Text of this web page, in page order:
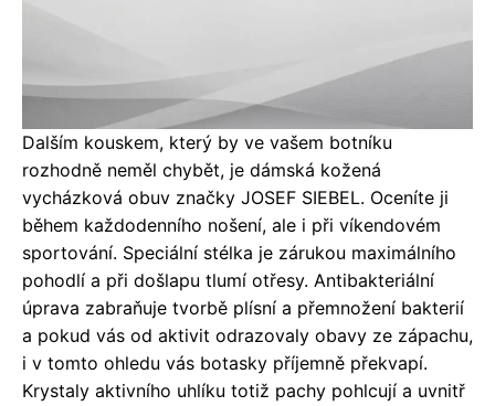
Dalším kouskem, který by ve vašem botníku
rozhodně neměl chybět, je dámská kožená
vycházková obuv značky JOSEF SIEBEL. Oceníte ji
během každodenního nošení, ale i při víkendovém
sportování. Speciální stélka je zárukou maximálního
pohodlí a při došlapu tlumí otřesy. Antibakteriální
úprava zabraňuje tvorbě plísní a přemnožení bakterií
a pokud vás od aktivit odrazovaly obavy ze zápachu,
i v tomto ohledu vás botasky příjemně překvapí.
Krystaly aktivního uhlíku totiž pachy pohlcují a uvnitř